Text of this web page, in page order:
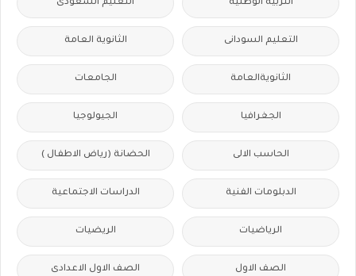
التربية الوطنية التعليم السعودى
التعليم السودانى الثانوية العامة
الثانويةالعامة الجامعات
الجغرافيا الجيولوجيا
الحاسب الالى الحضانة (رياض الاطفال )
الدبلومات الفنية الدراسات الاجتماعية
الرياضيات الريضيات
الصف الاول الصف الاول الاعدادى